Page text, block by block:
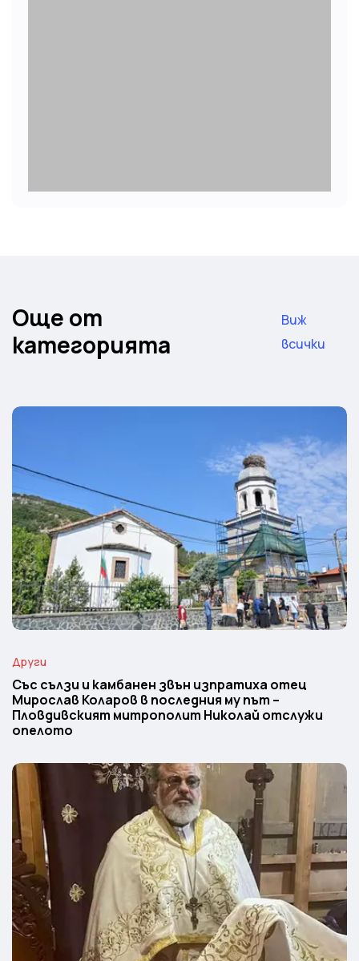
Още от
категорията
Виж
всички
Други
Със сълзи и камбанен звън изпратиха отец
Мирослав Коларов в последния му път –
Пловдивският митрополит Николай отслужи
опелото